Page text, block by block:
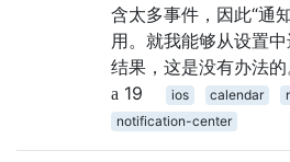
含太多事件，因此“通
用。就我能够从设置
结果，这是没有办法
19
ios calendar
notification-center